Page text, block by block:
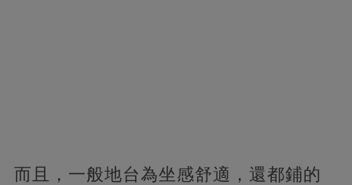
而且，一般地台為坐感舒適，還都鋪的